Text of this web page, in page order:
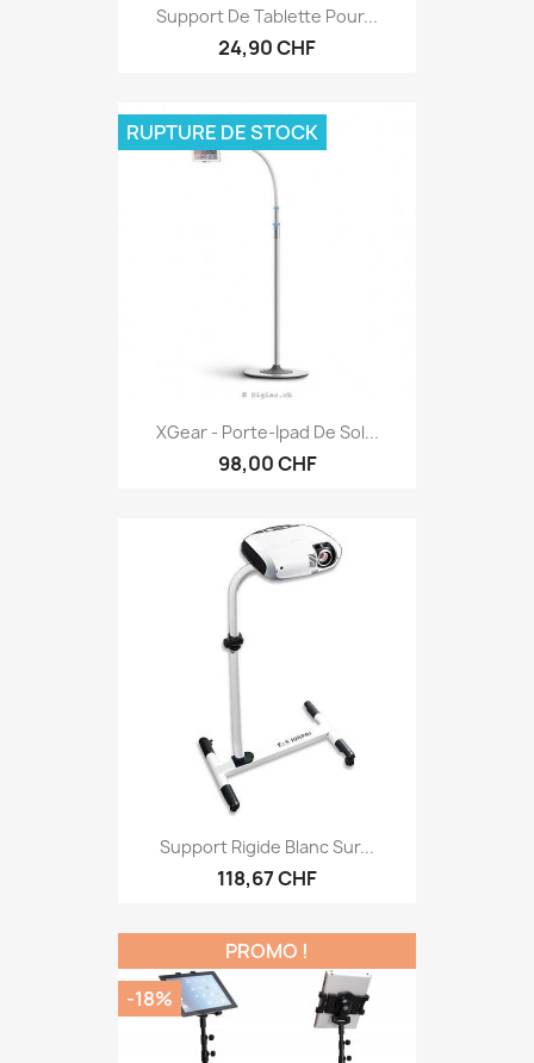
Support De Tablette Pour...
24,90 CHF
XGear - Porte-Ipad De Sol...
98,00 CHF
RUPTURE DE STOCK
Support Rigide Blanc Sur...
118,67 CHF
PROMO !
-18%